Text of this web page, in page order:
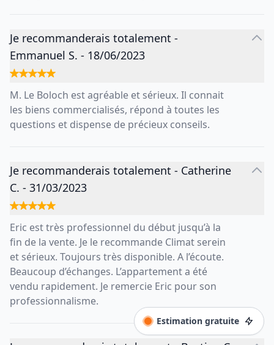
Je recommanderais totalement -
Emmanuel S. - 18/06/2023
M. Le Boloch est agréable et sérieux. Il connait
les biens commercialisés, répond à toutes les
questions et dispense de précieux conseils.
Je recommanderais totalement - Catherine
C. - 31/03/2023
Eric est très professionnel du début jusqu’à la
fin de la vente. Je le recommande Climat serein
et sérieux. Toujours très disponible. A l’écoute.
Beaucoup d’échanges. L’appartement a été
vendu rapidement. Je remercie Eric pour son
professionnalisme.
Estimation gratuite